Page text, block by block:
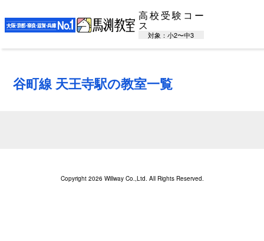
高校受験コー
ス
対象：小2〜中3
谷町線 天王寺駅の教室一覧
Copyright 2026 Willway Co.,Ltd. All Rights Reserved.